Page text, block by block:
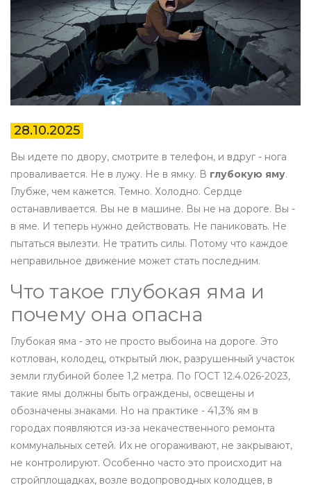
28.10.2025
Вы идете по двору, смотрите в телефон, и вдруг - нога
проваливается. Не в лужу. Не в ямку. В глубокую яму.
Глубже, чем кажется. Темно. Холодно. Сердце
останавливается. Вы не в машине. Вы не на дороге. Вы -
в яме. И теперь нужно действовать. Не паниковать. Не
пытаться вылезти. Не тратить силы. Потому что каждое
неправильное движение может стать последним.
Что такое глубокая яма и
почему она опасна
Глубокая яма - это не просто выбоина на дороге. Это
котлован, колодец, открытый люк, разрушенный участок
земли глубиной более 1,2 метра. По ГОСТ 12.4.026-2023,
такие ямы должны быть ограждены, освещены и
обозначены знаками. Но на практике - 41,3% ям в
городах появляются из-за некачественного ремонта
коммунальных сетей. Их не огораживают, не закрывают,
не контролируют. Особенно часто это происходит на
стройплощадках, возле водопроводных колодцев, в